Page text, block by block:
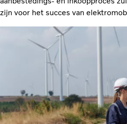
zijn voor het succes van